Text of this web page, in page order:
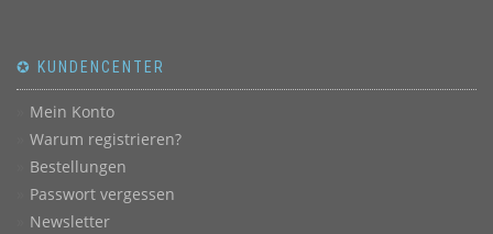
✪ KUNDENCENTER
Mein Konto
Warum registrieren?
Bestellungen
Passwort vergessen
Newsletter